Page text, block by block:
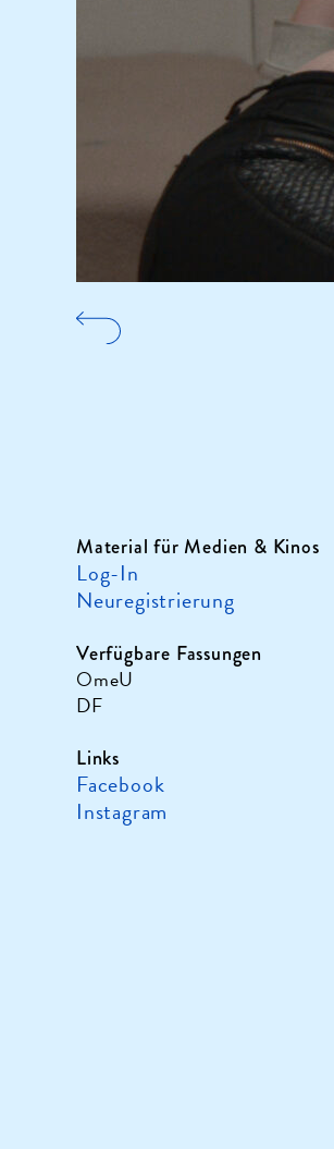
Material für Medien & Kinos
Log-In
Neuregistrierung
Verfügbare Fassungen
OmeU
DF
Links
Facebook
Instagram